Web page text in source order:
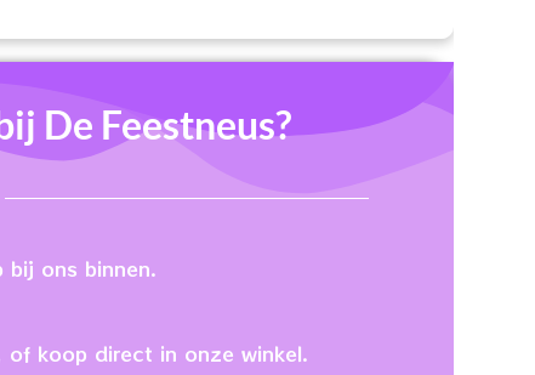
De Feestneus?
ons binnen.
koop direct in onze winkel.